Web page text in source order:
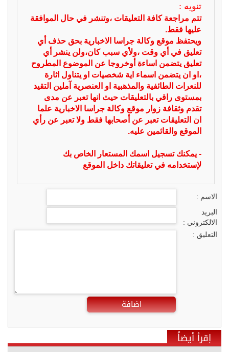
تنويه :
تتم مراجعة كافة التعليقات ،وتنشر في حال الموافقة
عليها فقط.
ويحتفظ موقع وكالة جراسا الاخبارية بحق حذف أي
تعليق في أي وقت ،ولأي سبب كان،ولن ينشر أي
تعليق يتضمن اساءة أوخروجا عن الموضوع المطروح
،او ان يتضمن اسماء اية شخصيات او يتناول اثارة
للنعرات الطائفية والمذهبية او العنصرية آملين التقيد
بمستوى راقي بالتعليقات حيث انها تعبر عن مدى
تقدم وثقافة زوار موقع وكالة جراسا الاخبارية علما
ان التعليقات تعبر عن أصحابها فقط ولا تعبر عن رأي
الموقع والقائمين عليه.
- يمكنك تسجيل اسمك المستعار الخاص بك
لإستخدامه في تعليقاتك داخل الموقع
الاسم :
البريد
الالكتروني :
التعليق :
اضافة
إقرأ أيضاً